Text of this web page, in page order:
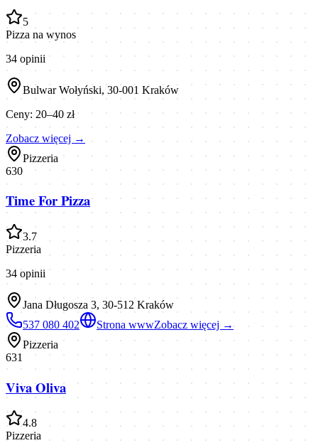
5
Pizza na wynos
34 opinii
Bulwar Wołyński, 30-001 Kraków
Ceny:20–40 zł
Zobacz więcej →
Pizzeria
630
Time For Pizza
3.7
Pizzeria
34 opinii
Jana Długosza 3, 30-512 Kraków
537 080 402
Strona wwwZobacz więcej →
Pizzeria
631
Viva Oliva
4.8
Pizzeria